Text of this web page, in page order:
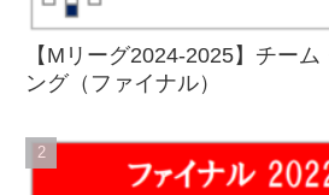
【Mリーグ2024-2025】チー
ング（ファイナル）